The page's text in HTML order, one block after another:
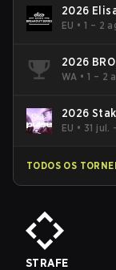
2026
EU •1 – 2
2026
WA •1 – 2
2026
EU • 31 jul.
TODOS OS
STRAFE